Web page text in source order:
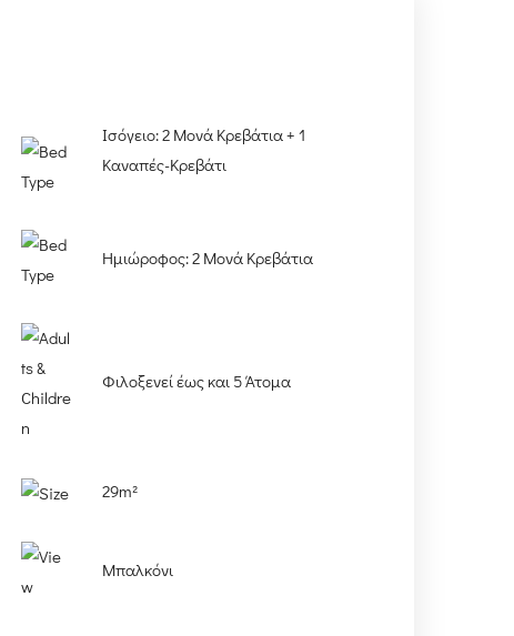
Ισόγειο: 2 Μονά Κρεβάτια + 1
Καναπές-Κρεβάτι
Ημιώροφος: 2 Μονά Κρεβάτια
Φιλοξενεί έως και 5 Άτομα
29m²
Μπαλκόνι